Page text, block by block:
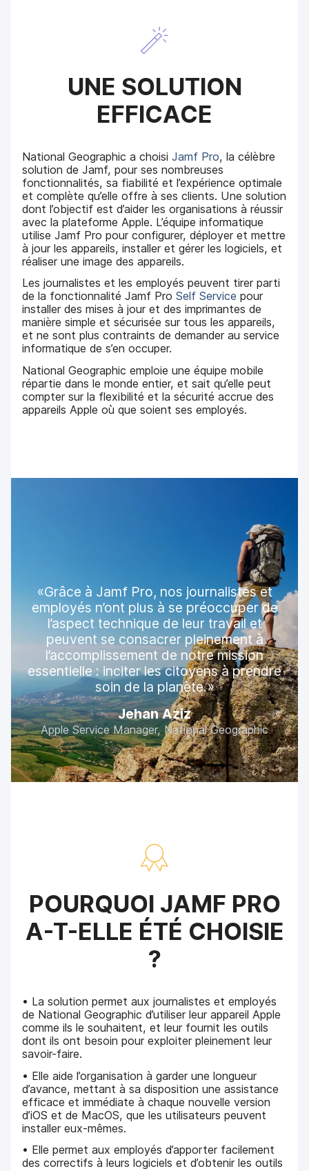
UNE SOLUTION
EFFICACE
National Geographic a choisiJamf Pro, la célèbre
solution de Jamf, pour ses nombreuses
fonctionnalités, sa fiabilité et l’expérience optimale
et complète qu’elle offre à ses clients. Une solution
dont l’objectif est d’aider les organisations à réussir
avec la plateforme Apple. L’équipe informatique
utilise Jamf Pro pour configurer, déployer et mettre
à jour les appareils, installer et gérer les logiciels, et
réaliser une image des appareils.
Les journalistes et les employés peuvent tirer parti
de la fonctionnalité Jamf ProSelf Service pour
installer des mises à jour et des imprimantes de
manière simple et sécurisée sur tous les appareils,
et ne sont plus contraints de demander au service
informatique de s’en occuper.
National Geographic emploie une équipe mobile
répartie dans le monde entier, et sait qu’elle peut
compter sur la flexibilité et la sécurité accrue des
appareils Apple où que soient ses employés.
Grâce à Jamf Pro, nos journalistes et
employés n’ont plus à se préoccuper de
l’aspect technique de leur travail et
peuvent se consacrer pleinement à
l’accomplissement de notre mission
essentielle : inciter les citoyens à prendre
soin de la planète.
Jehan Aziz
Apple Service Manager, National Geographic
POURQUOI JAMF PRO
A-T-ELLE ÉTÉ CHOISIE
?
• La solution permet aux journalistes et employés
de National Geographic d’utiliser leur appareil Apple
comme ils le souhaitent, et leur fournit les outils
dont ils ont besoin pour exploiter pleinement leur
savoir-faire.
• Elle aide l’organisation à garder une longueur
d’avance, mettant à sa disposition une assistance
efficace et immédiate à chaque nouvelle version
d’iOS et de MacOS, que les utilisateurs peuvent
installer eux-mêmes.
• Elle permet aux employés d’apporter facilement
des correctifs à leurs logiciels et d’obtenir les outils